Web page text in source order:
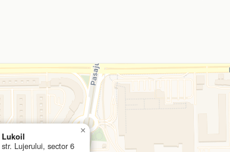
Lukoil
str. Lujerului, sector 6
×